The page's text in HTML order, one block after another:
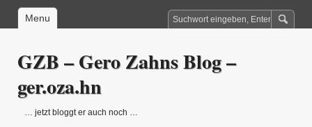
Menu
GZB – Gero Zahns Blog –
ger.oza.hn
… jetzt bloggt er auch noch …